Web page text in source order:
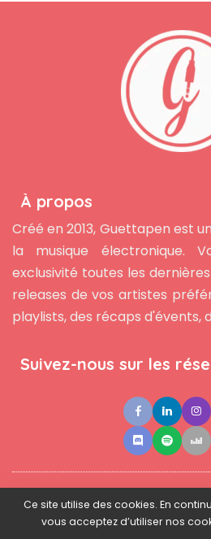
À propos
Créé en 2013, Guettapen est
la musique électronique.
exclusivité toutes les
releases de vos artistes
playlists, des récaps d'évents,
Suivez-nous sur les
Contact ●Newsletter ●
Ce site utilise des cookies. En
vous acceptez d’utiliser nos